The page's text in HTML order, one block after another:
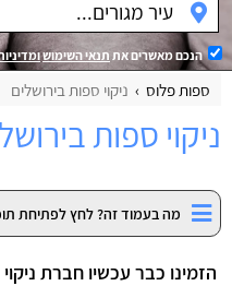
הנכם מאשרים אתתנאי השימוש
ספות פלוס ניקוי ספות בירושלים
ניקוי ספות
מה בעמוד זה? לחץ לפתיחת
הזמינו כבר עכשיו חברת